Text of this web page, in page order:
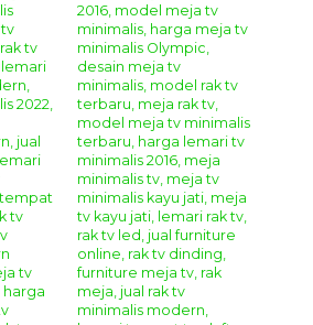
Klasik Bombay
Ruang Tamu –
desain
bufet tv hiasmodel klasik
elegan.Bufet TV Jati Klasik
model desain furniture klasik
cantik untuk melengkapi ruang tamu
anda. Dengan bahan kayu mahoni
ketahanan dari pemakaian bufet
Bombay sangat cocok untuk
yang bergaya klasik dan modern.
ruangan rumah anda
Lengkapi ruangan rumah anda
dan nyaman dengan berbagai
buatan kami.